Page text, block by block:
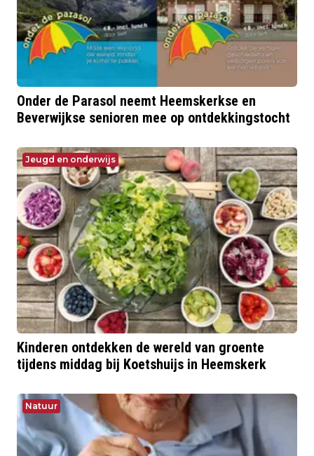
Onder de Parasol neemt Heemskerkse en
Beverwijkse senioren mee op ontdekkingstocht
Jeugd en onderwijs
Kinderen ontdekken de wereld van groente
tijdens middag bij Koetshuijs in Heemskerk
Natuur